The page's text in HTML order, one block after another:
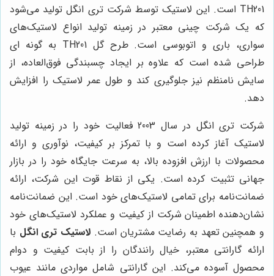
TH201 است. این لاستیک توسط شرکت تری انگل تولید می‌شود
که یک شرکت چینی معتبر در زمینه تولید انواع لاستیک‌های
سواری، باری و اتوبوسی است. طرح گل TH201 به گونه ای
طراحی شده است که علاوه بر ایجاد چسبندگی فوق‌العاده، از
سایش نامنظم نیز جلوگیری کند و طول عمر لاستیک را افزایش
دهد.
شرکت تری انگل در سال 2003 فعالیت خود را در زمینه تولید
لاستیک آغاز کرده است و با تمرکز بر کیفیت، نوآوری و ارائه
محصولات با ارزش افزوده بالا، به سرعت جایگاه خود را در بازار
جهانی تثبیت کرده است. یکی از نقاط قوت این شرکت، ارائه
ضمانت‌نامه برای تمامی لاستیک‌های خود است. این ضمانت‌نامه
نشان‌دهنده اطمینان شرکت از کیفیت و عملکرد لاستیک‌های خود
و همچنین تعهد به رضایت مشتریان است. لاستیک تری انگل با
ارائه گارانتی معتبر، خیال رانندگان را از بابت کیفیت و دوام
محصول آسوده می‌کند. این گارانتی شامل مواردی مانند عیوب